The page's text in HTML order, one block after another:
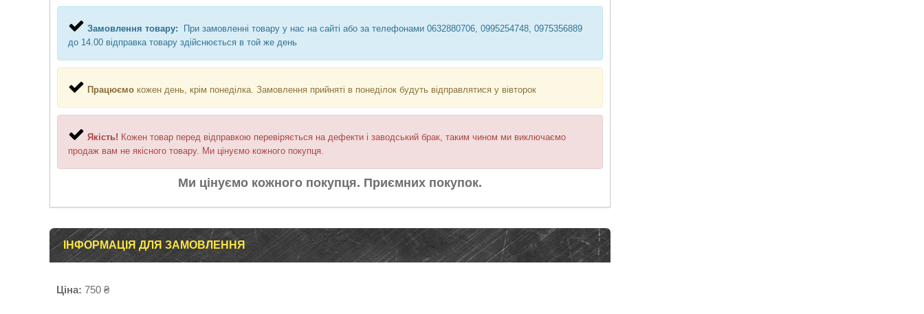
Замовлення товару:
При замовленні товару у нас на сайті або за телефонами 0632880706, 0995254748, 0975356889
до 14.00 відправка товару здійснюється в той же день
Працюємо кожен день, крім понеділка. Замовлення прийняті в понеділок будуть відправлятися у вівторок
Якість! Кожен товар перед відправкою перевіряється на дефекти і заводський брак, таким чином ми виключаємо
продаж вам не якісного товару. Ми цінуємо кожного покупця.
Ми цінуємо кожного покупця. Приємних покупок.
ІНФОРМАЦІЯ ДЛЯ ЗАМОВЛЕННЯ
Ціна: 750 ₴